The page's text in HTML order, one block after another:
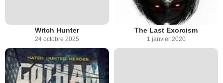
Witch Hunter
24 octobre 2025
The Last Exorcism
1 janvier 2020